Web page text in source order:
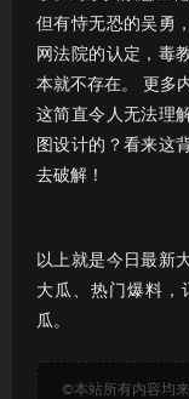
但有恃无恐的吴勇
网法院的认定，毒
本就不存在。 更多
这简直令人无法理
图设计的？看来这
去破解！
以上就是今日最新
大瓜、热门爆料，
瓜。
©本站所有内容均